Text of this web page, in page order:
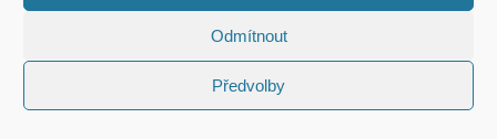
Odmítnout
Předvolby